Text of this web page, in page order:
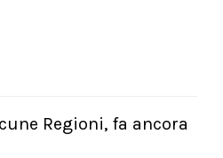
Regioni, fa ancora